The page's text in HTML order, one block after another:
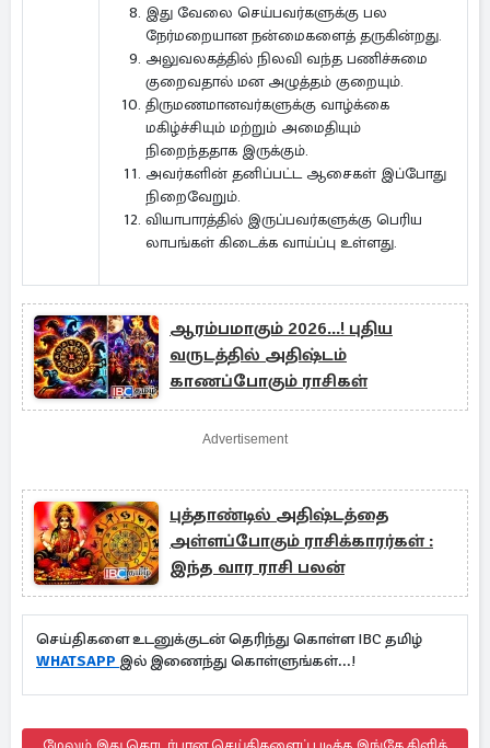
இது வேலை செய்பவர்களுக்கு பல
நேர்மறையான நன்மைகளைத் தருகின்றது.
அலுவலகத்தில் நிலவி வந்த பணிச்சுமை
குறைவதால் மன அழுத்தம் குறையும்.
திருமணமானவர்களுக்கு வாழ்க்கை
மகிழ்ச்சியும் மற்றும் அமைதியும்
நிறைந்ததாக இருக்கும்.
அவர்களின் தனிப்பட்ட ஆசைகள் இப்போது
நிறைவேறும்.
வியாபாரத்தில் இருப்பவர்களுக்கு பெரிய
லாபங்கள் கிடைக்க வாய்ப்பு உள்ளது.
ஆரம்பமாகும் 2026...! புதிய
வருடத்தில் அதிஷ்டம்
காணப்போகும் ராசிகள்
Advertisement
புத்தாண்டில் அதிஷ்டத்தை
அள்ளப்போகும் ராசிக்காரர்கள் :
இந்த வார ராசி பலன்
செய்திகளை உடனுக்குடன் தெரிந்து கொள்ள IBC தமிழ்
WHATSAPP இல் இணைந்து கொள்ளுங்கள்...!